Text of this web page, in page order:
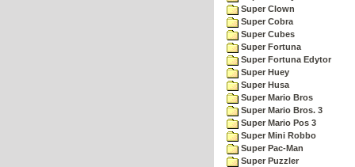
Super Clown
Super Cobra
Super Cubes
Super Fortuna
Super Fortuna Edytor
Super Huey
Super Husa
Super Mario Bros
Super Mario Bros. 3
Super Mario Pos 3
Super Mini Robbo
Super Pac-Man
Super Puzzler